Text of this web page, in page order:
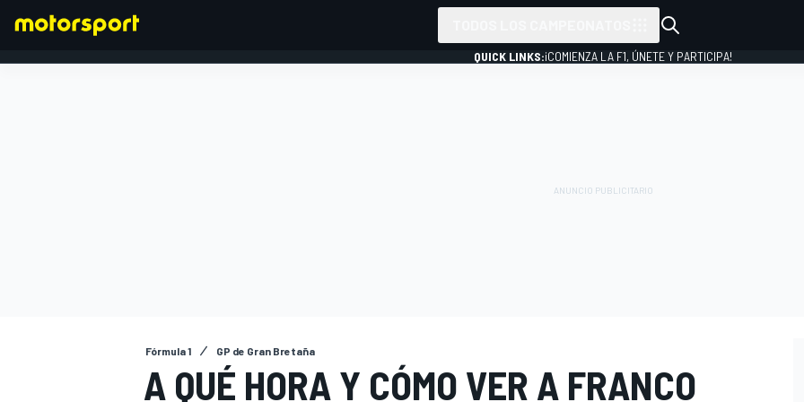
QUICK LINKS:¡COMIENZA LA F1, ÚNETE Y PARTICIPA!
Fórmula 1 GP de Gran Bretaña
A QUÉ HORA Y CÓMO VER A FRANCO